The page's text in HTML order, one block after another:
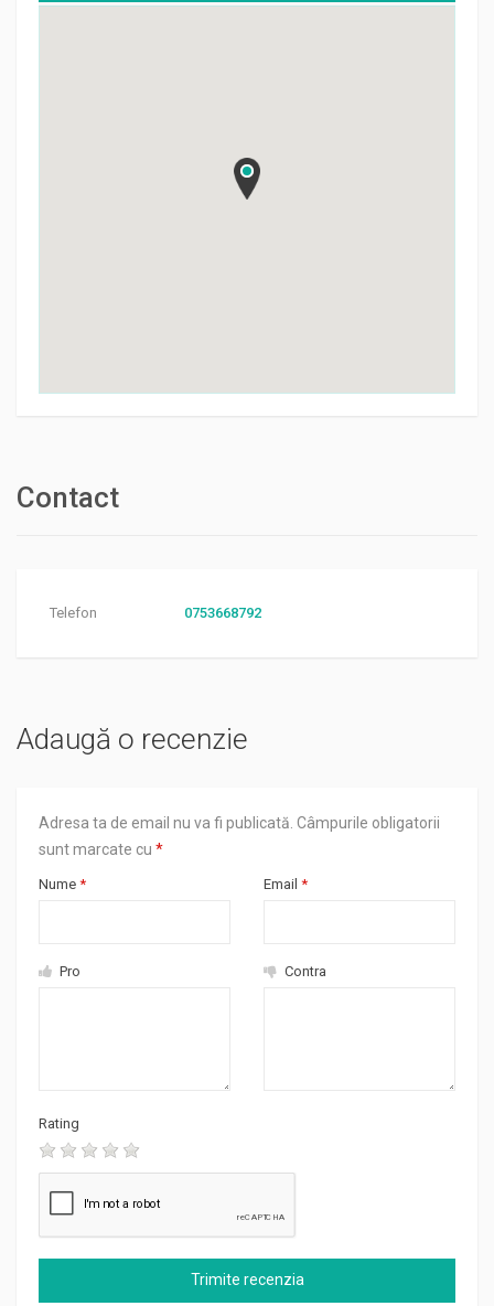
Contact
Telefon 0753668792
Adaugă o recenzie
Adresa ta de email nu va fi publicată. Câmpurile obligatorii
sunt marcate cu *
Nume * Email *
Pro Contra
Rating